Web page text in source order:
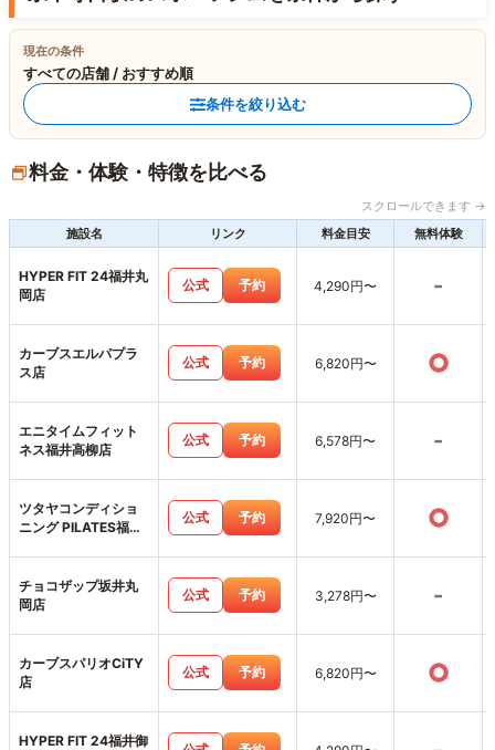
現在の条件
すべての店舗 / おすすめ順
条件を絞り込む
料金・体験・特徴を比べる
スクロールできます →
施設名
リンク 料金目安 無料体験
HYPER FIT 24福井丸
岡店
公式 予約 4,290円〜 -
カーブスエルパプラ
ス店
公式 予約 6,820円〜 ○
エニタイムフィット
ネス福井高柳店
公式 予約 6,578円〜 -
ツタヤコンディショ
ニング PILATES福井
公式 予約 7,920円〜 ○
チョコザップ坂井丸
岡店
公式 予約 3,278円〜 -
カーブスパリオCiTY
店
公式 予約 6,820円〜 ○
HYPER FIT 24福井御